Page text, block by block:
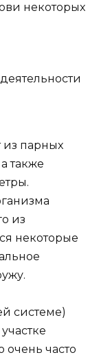
некоторых
из парных
также
из
некоторые
системе)
часто